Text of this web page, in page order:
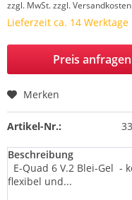
zzgl. MwSt.zzgl. Versandkosten
Lieferzeit ca. 14 Werktage
Preis
Merken
Artikel-Nr.:
Beschreibung
E-Quad 6 V.2 Blei-Gel -
flexibel und...